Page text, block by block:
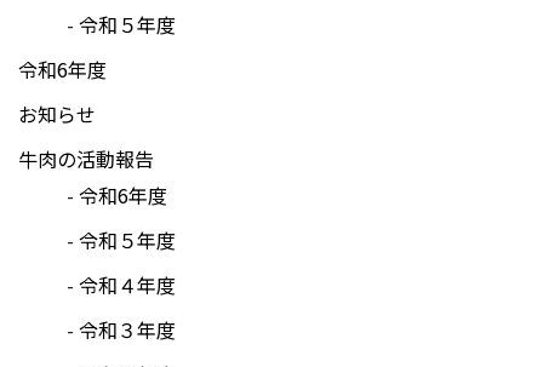
令和５年度
令和6年度
お知らせ
牛肉の活動報告
令和6年度
令和５年度
令和４年度
令和３年度